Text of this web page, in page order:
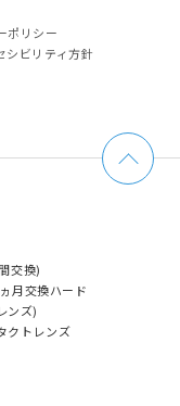
ポリシー
シビリティ方針
交換)
月交換ハード
ンズ)
クトレンズ